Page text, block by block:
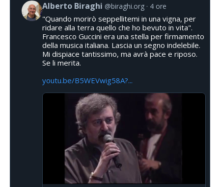
Alberto Biraghi @biraghi.org 4 ore
"Quando morirò seppellitemi in una vigna, per
ridare alla terra quello che ho bevuto in vita".
Francesco Guccini era una stella per firmamento
della musica italiana. Lascia un segno indelebile.
Mi dispiace tantissimo, ma avrà pace e riposo.
Se li merita.
youtu.be/B5WEVwig58A?...